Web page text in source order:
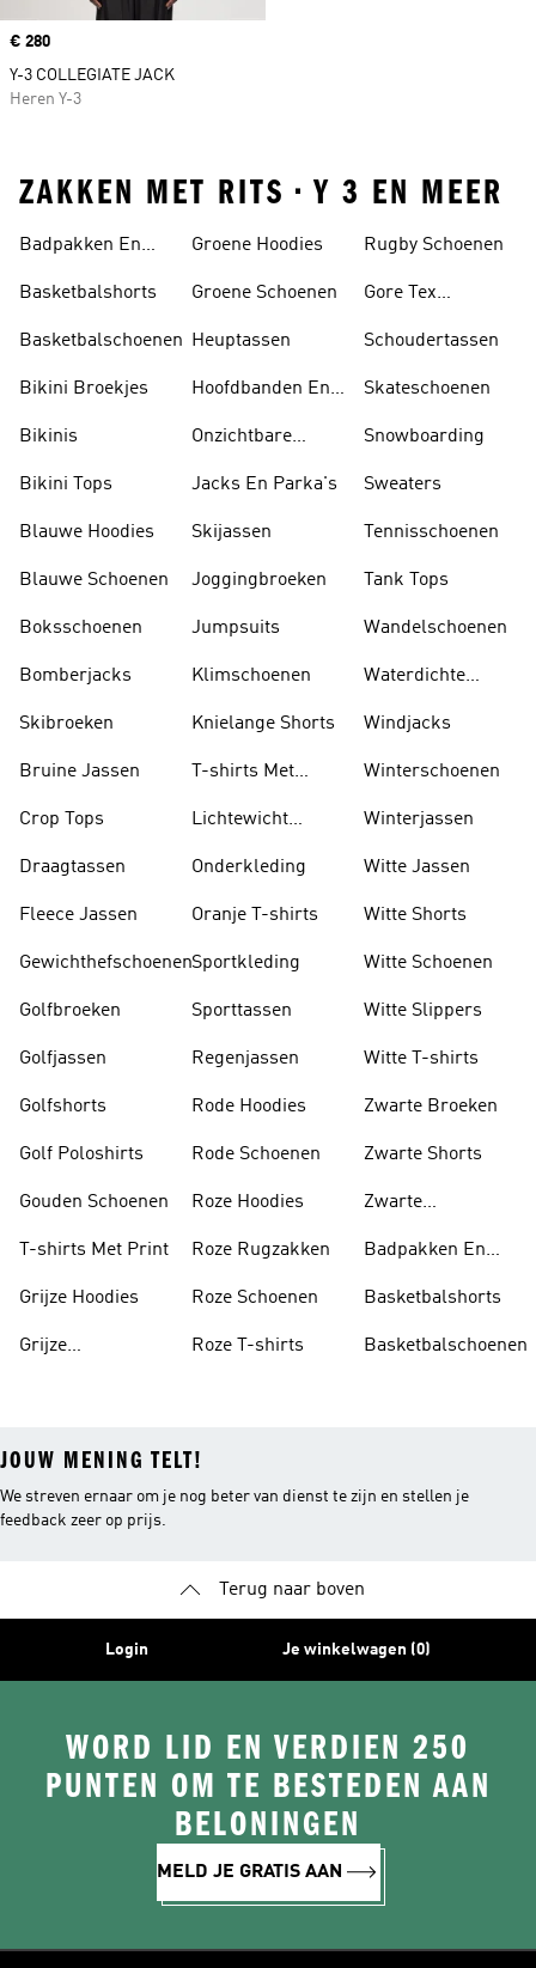
Price
€ 280
Y-3 COLLEGIATE JACK
Heren Y-3
ZAKKEN MET RITS • Y 3 EN MEER
Badpakken En
Basketbalshorts
Basketbalschoenen
Bikini Broekjes
Bikinis
Bikini Tops
Blauwe Hoodies
Blauwe Schoenen
Boksschoenen
Bomberjacks
Skibroeken
Bruine Jassen
Crop Tops
Draagtassen
Fleece Jassen
Gewichthefschoenen
Golfbroeken
Golfjassen
Golfshorts
Golf Poloshirts
Gouden Schoenen
T-shirts Met Print
Grijze Hoodies
Grijze
Groene Hoodies
Groene Schoenen
Heuptassen
Hoofdbanden En
Onzichtbare
Jacks En Parka's
Skijassen
Joggingbroeken
Jumpsuits
Klimschoenen
Knielange Shorts
T-shirts Met
Lichtewicht
Onderkleding
Oranje T-shirts
Sportkleding
Sporttassen
Regenjassen
Rode Hoodies
Rode Schoenen
Roze Hoodies
Roze Rugzakken
Roze Schoenen
Roze T-shirts
Rugby Schoenen
Gore Tex
Schoudertassen
Skateschoenen
Snowboarding
Sweaters
Tennisschoenen
Tank Tops
Wandelschoenen
Waterdichte
Windjacks
Winterschoenen
Winterjassen
Witte Jassen
Witte Shorts
Witte Schoenen
Witte Slippers
Witte T-shirts
Zwarte Broeken
Zwarte Shorts
Zwarte
Badpakken En
Basketbalshorts
Basketbalschoenen
JOUW MENING TELT!
We streven ernaar om je nog beter van dienst te zijn en stellen je
feedback zeer op prijs.
Terug naar boven
Login Je winkelwagen (0)
WORD LID EN VERDIEN 250
PUNTEN OM TE BESTEDEN AAN
BELONINGEN
MELD JE GRATIS AAN